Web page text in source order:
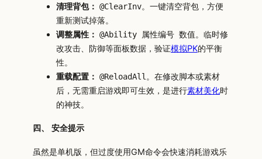
清理背包： @ClearInv。一键清空背包，方便
重新测试掉落。
调整属性： @Ability 属性编号 数值。临时修
改攻击、防御等面板数据，验证模拟PK的平衡
性。
重载配置： @ReloadAll 。在修改脚本或素材
后，无需重启游戏即可生效，是进行素材美化时
的神技。
四、 安全提示
虽然是单机版，但过度使用GM命令会快速消耗游戏乐